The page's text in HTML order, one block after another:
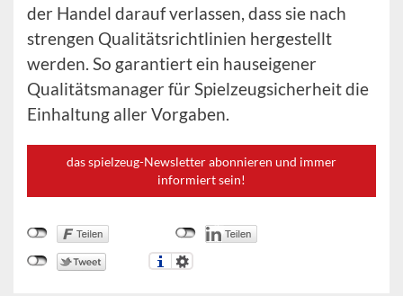
der Handel darauf verlassen, dass sie nach
strengen Qualitätsrichtlinien hergestellt
werden. So garantiert ein hauseigener
Qualitätsmanager für Spielzeugsicherheit die
Einhaltung aller Vorgaben.
das spielzeug-Newsletter abonnieren und immer
informiert sein!